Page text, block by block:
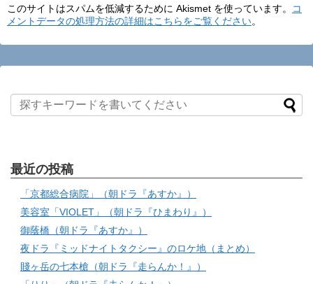
このサイトはスパムを低減するために Akismet を使っています。
コ
メントデータの処理方法の詳細はこちらをご覧ください。
最近の投稿
「京都総合病院」（朝ドラ『あすか』）
美容室「VIOLET」（朝ドラ『ひまわり』）
御蔭橋（朝ドラ『あすか』）
夜ドラ『ミッドナイトタクシー』のロケ地（まとめ）
賤ヶ岳の七本槍（朝ドラ『走らんか！』）